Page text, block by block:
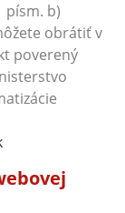
písm. b)
obrátiť v
poverený